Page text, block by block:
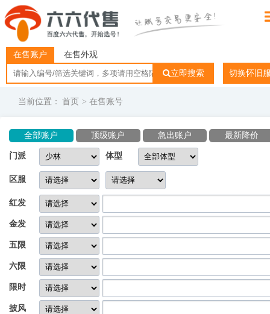
在售账户 在售外观
立即搜索 切换怀旧
当前位置： 首页 > 在售账号
全部账户 顶级账户 急出账户 最新降价
门派 体型
区服
红发
金发
五限
六限
限时
披风